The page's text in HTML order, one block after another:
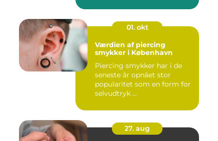
01. okt
Værdien af piercing
smykker i København
Piercing smykker har i de
seneste år opnået stor
popularitet som en form for
selvudtryk ...
27. aug